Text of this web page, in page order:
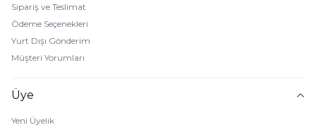
Sipariş ve Teslimat
Ödeme Seçenekleri
Yurt Dışı Gönderim
Müşteri Yorumları
Üye
Yeni Üyelik